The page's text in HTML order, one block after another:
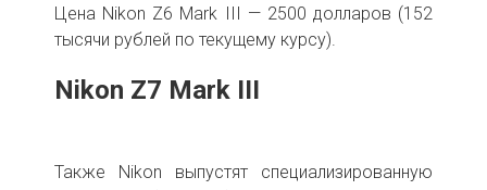
Цена Nikon Z6 Mark III — 2500 долларов (152
тысячи рублей по текущему курсу).
Nikon Z7 Mark III
Также Nikon выпустят специализированную